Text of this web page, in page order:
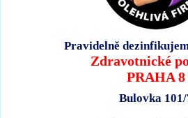
Pravidelně
Zdravotnické
PRAHA 8
Bulovka 101/